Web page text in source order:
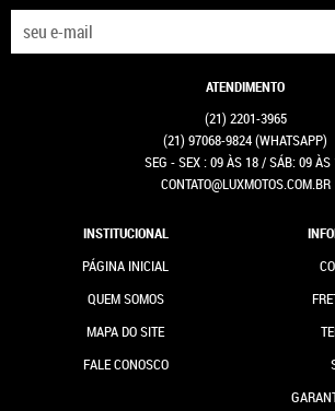
ATENDIMENTO
(21) 2201-3965
(21) 97068-9824(WHATSAPP)
SEG - SEX : 09 ÀS 18 / SÁB: 09 ÀS
CONTATO@LUXMOTOS.COM.BR
INSTITUCIONAL
PÁGINA INICIAL
QUEM SOMOS
MAPA DO SITE
FALE CONOSCO